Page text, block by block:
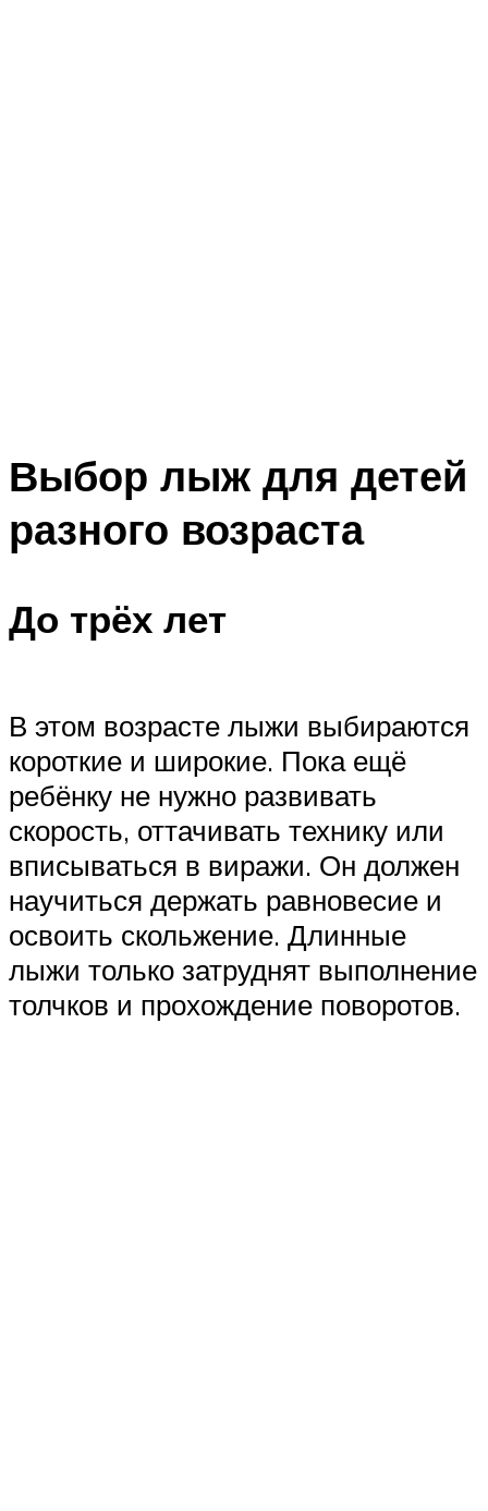
Выбор лыж для детей
разного возраста
До трёх лет
В этом возрасте лыжи выбираются
короткие и широкие. Пока ещё
ребёнку не нужно развивать
скорость, оттачивать технику или
вписываться в виражи. Он должен
научиться держать равновесие и
освоить скольжение. Длинные
лыжи только затруднят выполнение
толчков и прохождение поворотов.